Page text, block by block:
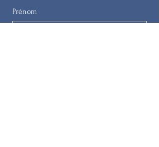
Prénom